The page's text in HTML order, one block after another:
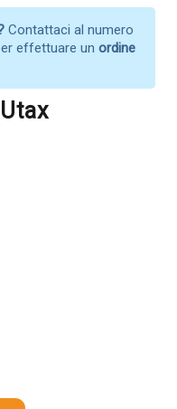
Contattaci al numero
effettuare un ordine